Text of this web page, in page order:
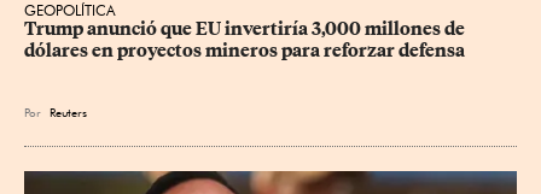
GEOPOLÍTICA
Trump anunció que EU invertiría 3,000 millones de
dólares en proyectos mineros para reforzar defensa
Por Reuters